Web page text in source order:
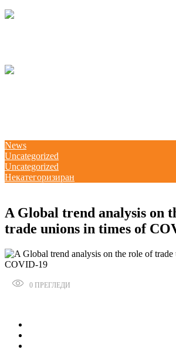
News
Uncategorized
Uncategorized
Некатегоризиран
A Global trend analysis on
trade unions in times of
0 ПРЕГЛЕДИ